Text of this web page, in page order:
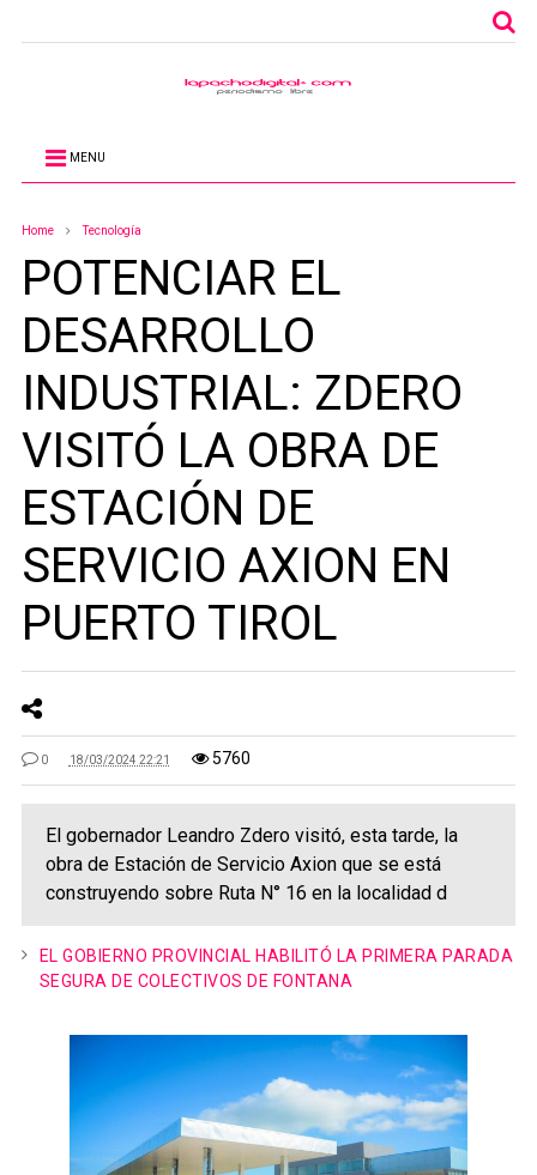
MENU
Home Tecnología
POTENCIAR EL
DESARROLLO
INDUSTRIAL: ZDERO
VISITÓ LA OBRA DE
ESTACIÓN DE
SERVICIO AXION EN
PUERTO TIROL
0 18/03/2024 22:21 5760
El gobernador Leandro Zdero visitó, esta tarde, la
obra de Estación de Servicio Axion que se está
construyendo sobre Ruta N° 16 en la localidad d
EL GOBIERNO PROVINCIAL HABILITÓ LA PRIMERA PARADA
SEGURA DE COLECTIVOS DE FONTANA